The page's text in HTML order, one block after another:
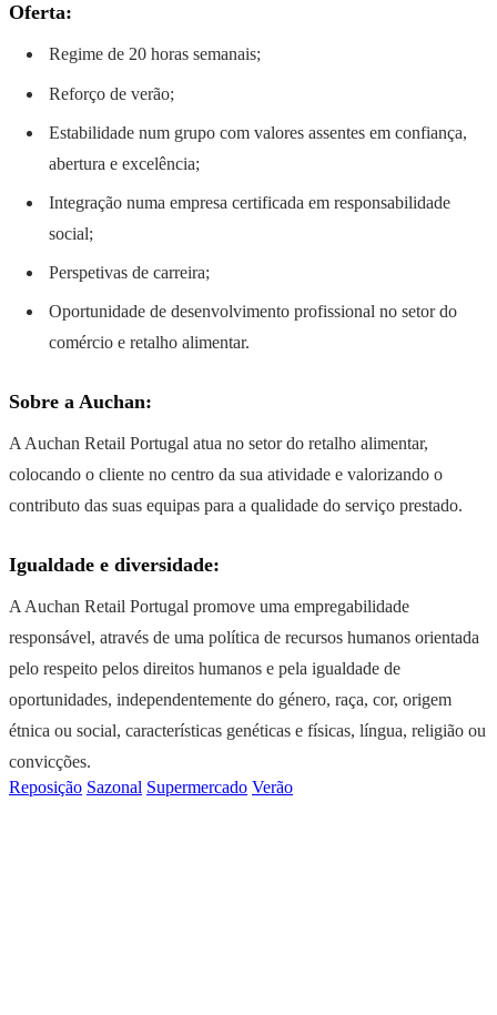
Oferta:
Regime de 20 horas semanais;
Reforço de verão;
Estabilidade num grupo com valores assentes em confiança,
abertura e excelência;
Integração numa empresa certificada em responsabilidade
social;
Perspetivas de carreira;
Oportunidade de desenvolvimento profissional no setor do
comércio e retalho alimentar.
Sobre a Auchan:
A Auchan Retail Portugal atua no setor do retalho alimentar,
colocando o cliente no centro da sua atividade e valorizando o
contributo das suas equipas para a qualidade do serviço prestado.
Igualdade e diversidade:
A Auchan Retail Portugal promove uma empregabilidade
responsável, através de uma política de recursos humanos orientada
pelo respeito pelos direitos humanos e pela igualdade de
oportunidades, independentemente do género, raça, cor, origem
étnica ou social, características genéticas e físicas, língua, religião ou
convicções.
Reposição Sazonal Supermercado Verão